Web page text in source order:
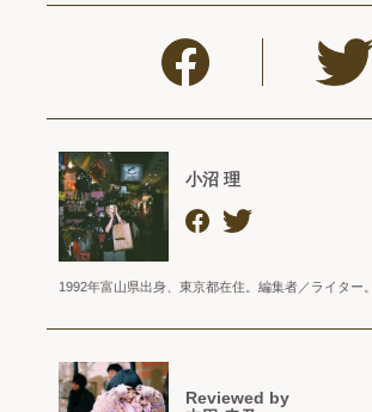
小沼 理
1992年富山県出身、東京都在住。編集者／ライター。
Reviewed by